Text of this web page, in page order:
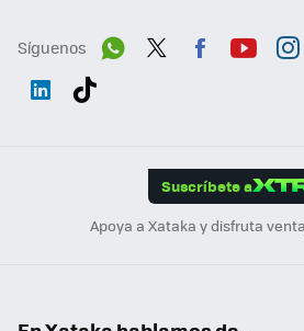
Síguenos
Suscríbete a
Apoya a Xataka y disfruta